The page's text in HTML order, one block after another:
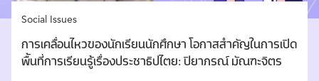
Social Issues
การเคลื่อนไหวของนักเรียนนักศึกษา โอกาสสำคัญในการเปิด
พื้นที่การเรียนรู้เรื่องประชาธิปไตย: ปิยาภรณ์ มัณฑะจิตร